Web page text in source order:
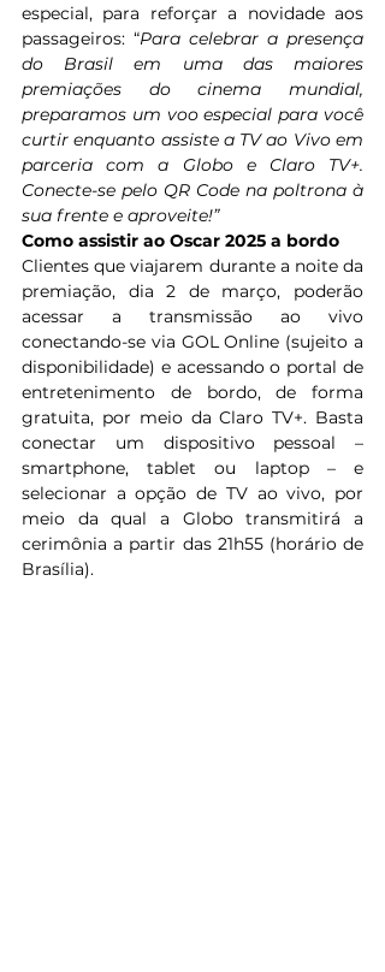
especial, para reforçar a novidade aos
passageiros: “Para celebrar a presença
do Brasil em uma das maiores
premiações do cinema mundial,
preparamos um voo especial para você
curtir enquanto assiste a TV ao Vivo em
parceria com a Globo e Claro TV+.
Conecte-se pelo QR Code na poltrona à
sua frente e aproveite!”
Como assistir ao Oscar 2025 a bordo
Clientes que viajarem durante a noite da
premiação, dia 2 de março, poderão
acessar a transmissão ao vivo
conectando-se via GOL Online (sujeito a
disponibilidade) e acessando o portal de
entretenimento de bordo, de forma
gratuita, por meio da Claro TV+. Basta
conectar um dispositivo pessoal –
smartphone, tablet ou laptop – e
selecionar a opção de TV ao vivo, por
meio da qual a Globo transmitirá a
cerimônia a partir das 21h55 (horário de
Brasília).